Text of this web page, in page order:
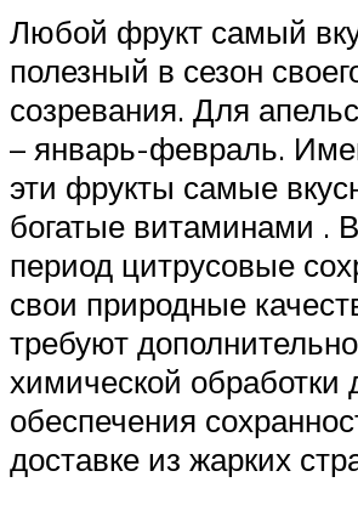
Любой фрукт самый
полезный в сезон
созревания. Для
– январь-февраль.
эти фрукты самые
богатые витаминами .
период цитрусовые
свои природные
требуют
химической обработки
обеспечения
доставке из жарких